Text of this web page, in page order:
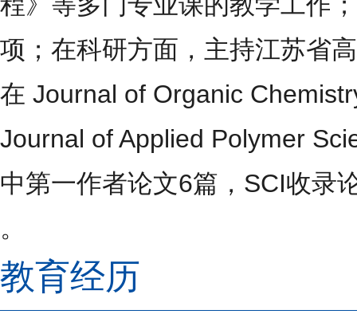
项；在科研方面，主持江苏省
在 Journal of Organic
Journal of Applied Polymer
中第一作者论文6篇， SCI收录
。
教育经历